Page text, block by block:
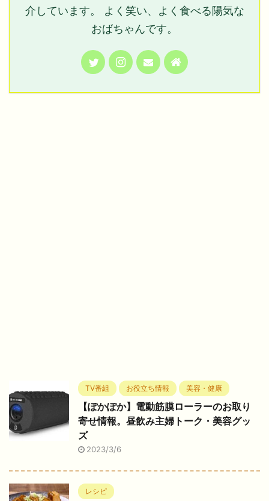
介しています。 よく笑い、よく食べる陽気な
おばちゃんです。
TV番組 お役立ち情報 美容・健康
【ぽかぽか】電動筋膜ローラーのお取り
寄せ情報。昼飲み主婦トーク・美容グッ
ズ
2023/3/6
レシピ